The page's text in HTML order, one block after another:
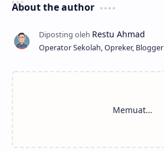
About the author
Operator Sekolah, Opreker, Blogger